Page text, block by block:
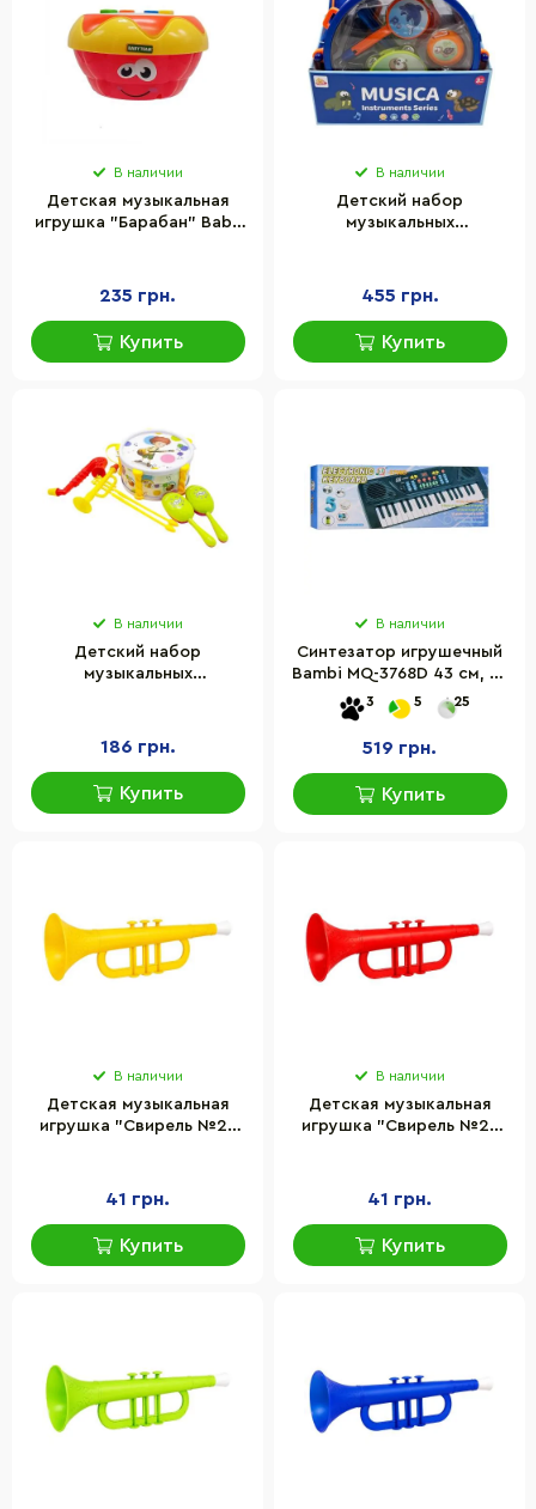
В наличии
Детская музыкальная
игрушка "Барабан" Baby
235 грн.
Купить
В наличии
Детский набор
музыкальных
дудка, маракас
455 грн.
Купить
В наличии
Детский набор
музыкальных
186 грн.
Купить
В наличии
Синтезатор игрушечный
Bambi MQ-3768D 43 см, 37
клавиш, от USB,
микрофон
3 5 25
519 грн.
Купить
В наличии
Детская музыкальная
игрушка "Свирель №2"
41 грн.
Купить
В наличии
Детская музыкальная
игрушка "Свирель №2"
41 грн.
Купить